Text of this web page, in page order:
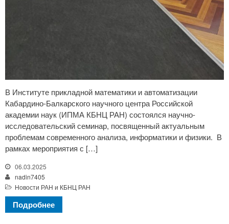
В Институте прикладной математики и автоматизации
Кабардино-Балкарского научного центра Российской
академии наук (ИПМА КБНЦ РАН) состоялся научно-
исследовательский семинар, посвященный актуальным
проблемам современного анализа, информатики и физики. В
рамках мероприятия с […]
06.03.2025
nadin7405
Новости РАН и КБНЦ РАН
Подробнее